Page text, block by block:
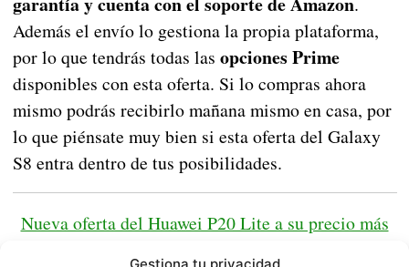
Gestiona tu privacidad
Además el envío lo gestiona la propia plataforma,
por lo que tendrás todas las opciones Prime
disponibles con esta oferta. Si lo compras ahora
mismo podrás recibirlo mañana mismo en casa, por
lo que piénsate muy bien si esta oferta del Galaxy
S8 entra dentro de tus posibilidades.
Nueva oferta del Huawei P20 Lite a su precio más